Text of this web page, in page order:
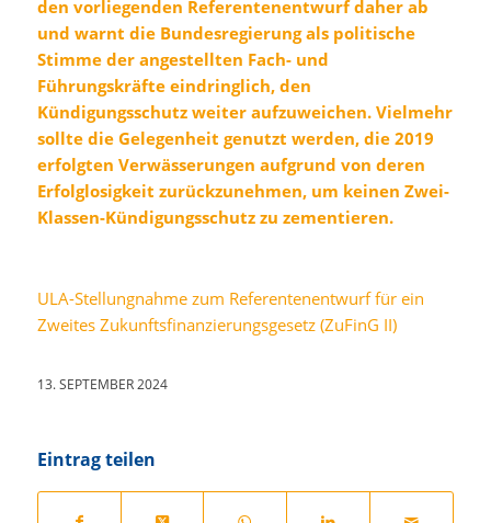
den vorliegenden Referentenentwurf daher ab
und warnt die Bundesregierung als politische
Stimme der angestellten Fach- und
Führungskräfte eindringlich, den
Kündigungsschutz weiter aufzuweichen. Vielmehr
sollte die Gelegenheit genutzt werden, die 2019
erfolgten Verwässerungen aufgrund von deren
Erfolglosigkeit zurückzunehmen, um keinen Zwei-
Klassen-Kündigungsschutz zu zementieren.
ULA-Stellungnahme zum Referentenentwurf für ein
Zweites Zukunftsfinanzierungsgesetz (ZuFinG II)
13. SEPTEMBER 2024
Eintrag teilen